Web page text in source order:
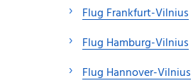
Flug Frankfurt-Vilnius
Flug Hamburg-Vilnius
Flug Hannover-Vilnius